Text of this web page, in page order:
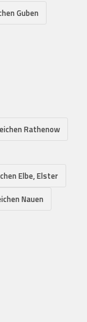
Guben
Rathenow
Elbe, Elster
Nauen